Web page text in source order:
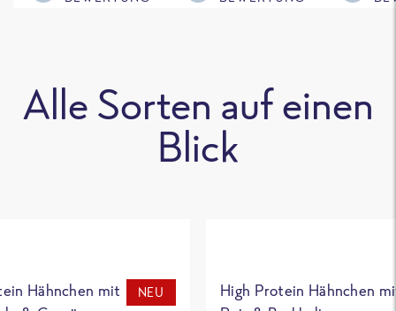
Alle Sorten auf einen
Blick
Hähnchen mit
NEU
High Protein Hähnchen